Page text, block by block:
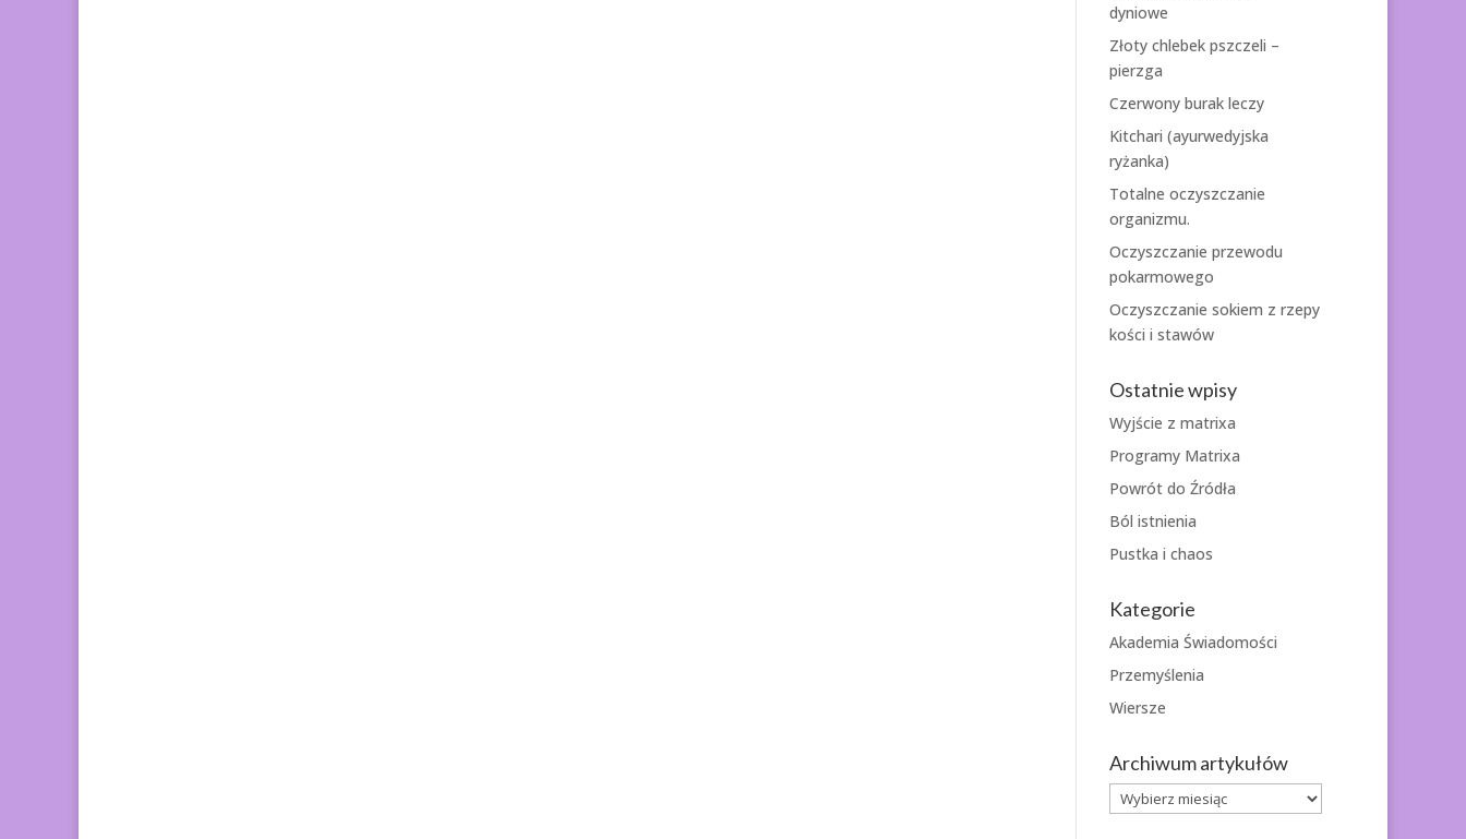
dyniowe
Złoty chlebek pszczeli –
pierzga
Czerwony burak leczy
Kitchari (ayurwedyjska
ryżanka)
Totalne oczyszczanie
organizmu.
Oczyszczanie przewodu
pokarmowego
Oczyszczanie sokiem z rzepy
kości i stawów
Ostatnie wpisy
Wyjście z matrixa
Programy Matrixa
Powrót do Źródła
Ból istnienia
Pustka i chaos
Kategorie
Akademia Świadomości
Przemyślenia
Wiersze
Archiwum artykułów
Archiwum
artykułów